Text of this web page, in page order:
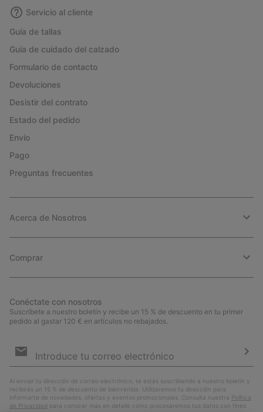
Servicio al cliente
Guía de tallas
Guía de cuidado del calzado
Formulario de contacto
Devoluciones
Desistir del contrato
Estado del pedido
Envío
Pago
Preguntas frecuentes
Acerca de Nosotros
Comprar
Conéctate con nosotros
Suscríbete a nuestro boletín y recibe un 15 % de descuento en tu primer
pedido al gastar 120 € en artículos no rebajados.
de
Al enviar tu dirección de correo electrónico, te estás suscribiendo a nuestro boletín y
recibirás un 15 % de descuento de bienvenida. Utilizaremos tu dirección para
informarte de novedades, ofertas y eventos promocionales. Consulta nuestra Política
de Privacidad para conocer más en detalle cómo procesaremos tus datos con fines